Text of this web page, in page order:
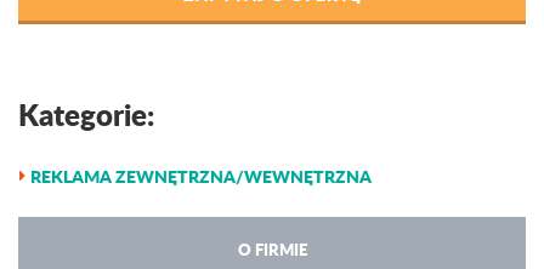
Kategorie:
REKLAMA ZEWNĘTRZNA/WEWNĘTRZNA
O FIRMIE